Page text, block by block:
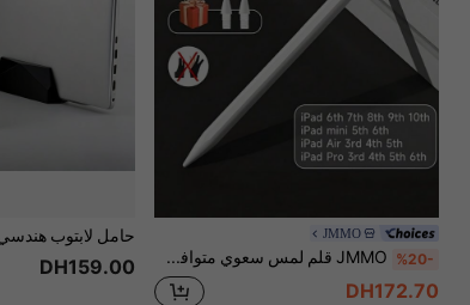
JMMO
%20- JMMO قلم لمس سعوي متوافق مع قلم أبل 1/2، تصميم يمنع لمس راحة اليد، ألوان متعددة اختيارية مع تثبيت مغناطيسي، قلم لمس عالمي لأجهزة أبل اللوحية، متوافق مع قلم أبل الرسمي، بطارية مدمجة بسعة 90 مللي أمبير
DH172.70
DH159.00